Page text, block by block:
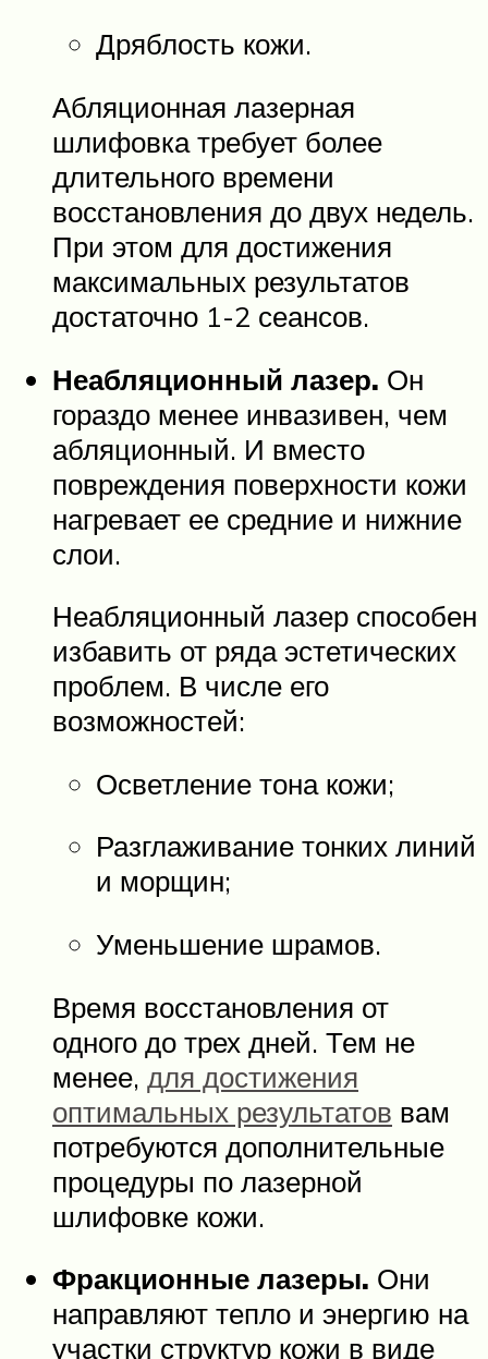
Дряблость кожи.
Абляционная лазерная
шлифовка требует более
длительного времени
восстановления до двух недель.
При этом для достижения
максимальных результатов
достаточно 1-2 сеансов.
Неабляционный лазер. Он
гораздо менее инвазивен, чем
абляционный. И вместо
повреждения поверхности кожи
нагревает ее средние и нижние
слои.
Неабляционный лазер способен
избавить от ряда эстетических
проблем. В числе его
возможностей:
Осветление тона кожи;
Разглаживание тонких линий
и морщин;
Уменьшение шрамов.
Время восстановления от
одного до трех дней. Тем не
менее, для достижения
оптимальных результатов вам
потребуются дополнительные
процедуры по лазерной
шлифовке кожи.
Фракционные лазеры. Они
направляют тепло и энергию на
участки структур кожи в виде